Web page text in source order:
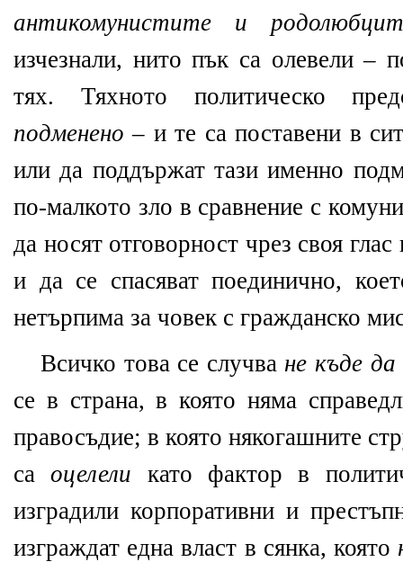
антикомунистите и
изчезнали, нито пък са олевели –
тях. Тяхното политическо
подменено – и те са поставени в
или да поддържат тази именно
по-малкото зло в сравнение с
да носят отговорност чрез своя
и да се спасяват поединично,
нетърпима за човек с гражданско
Всичко това се случва не къде
се в страна, в която няма
правосъдие; в която някогашните
саоцелели като фактор в
изградили корпоративни и
изграждат една власт в сянка, която